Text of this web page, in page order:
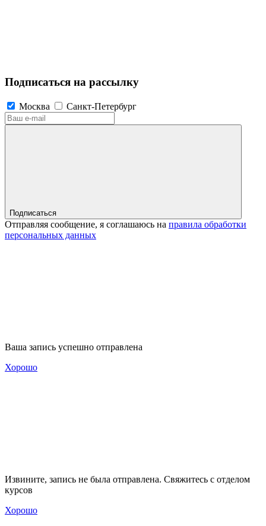
Подписаться на рассылку
Москва Санкт-Петербург
Подписаться
Отправляя сообщение, я соглашаюсь на правила обработки
персональных данных
Ваша запись успешно отправлена
Хорошо
Извините, запись не была отправлена. Свяжитесь с отделом
курсов
Хорошо